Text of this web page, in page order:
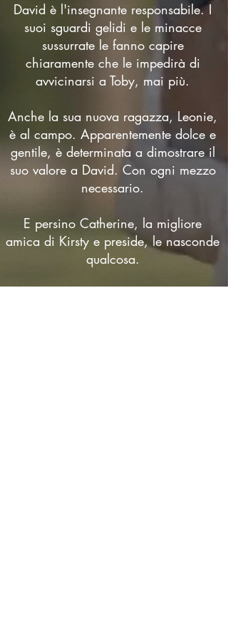
David è l'insegnante responsabile. I
suoi sguardi gelidi e le minacce
sussurrate le fanno capire
chiaramente che le impedirà di
avvicinarsi a Toby, mai più.
Anche la sua nuova ragazza, Leonie,
è al campo. Apparentemente dolce e
gentile, è determinata a dimostrare il
suo valore a David. Con ogni mezzo
necessario.
E persino Catherine, la migliore
amica di Kirsty e preside, le nasconde
qualcosa.